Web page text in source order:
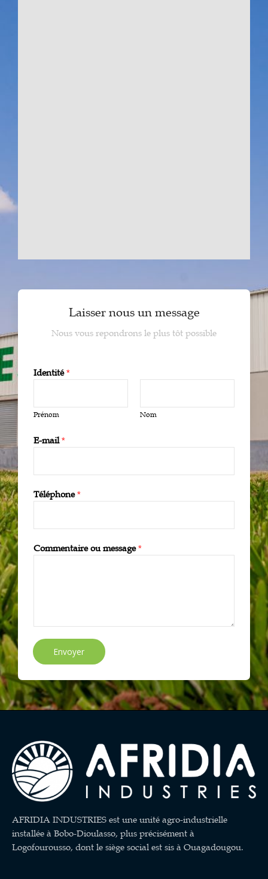
Laisser nous un message
Nous vous repondrons le plus tôt possible
Identité*
Prénom Nom
E-mail*
Téléphone*
Commentaire ou message*
Envoyer
AFRIDIA INDUSTRIES est une unité agro-industrielle
installée à Bobo-Dioulasso, plus précisément à
Logofourousso, dont le siège social est sis à Ouagadougou.